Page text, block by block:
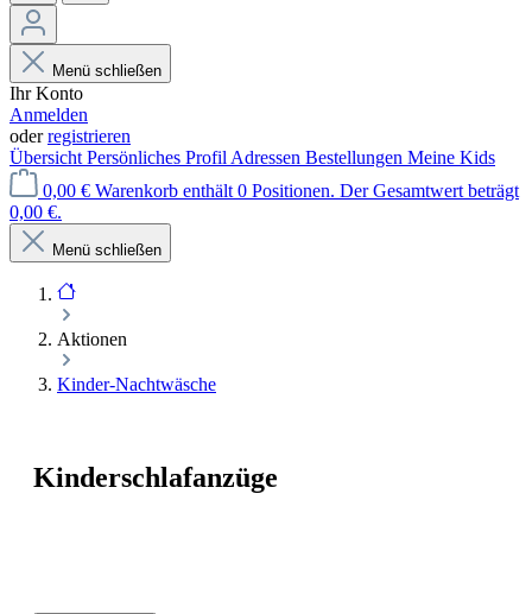
Menü schließen
Ihr Konto
Anmelden
oderregistrieren
Übersicht Persönliches Profil Adressen Bestellungen Meine Kids
0,00 € Warenkorb enthält 0 Positionen. Der Gesamtwert beträgt
0,00 €.
Menü schließen
Aktionen
Kinder-Nachtwäsche
Kinderschlafanzüge